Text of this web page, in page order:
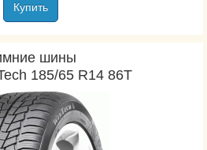
Купить
шины
185/65 R14 86T